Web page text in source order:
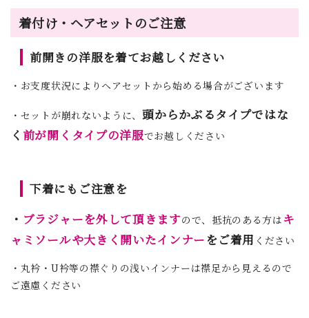
着付け・ヘアセットのご注意
前開きの洋服を着てお越しください
・お支度状況によりヘアセットから始める場合がございます
・セットが崩れないように、頭からかぶるタイプではな
く 前が開くタイプの洋服でお越しください
下着にもご注意を
・ ブラジャーを外して頂きますので、抵抗のある方は キ
ャミソールや大きく開いたインナー をご着用 ください
・丸衿・U衿等の襟ぐりの浅いインナーは襟足から見えるので
ご遠慮ください